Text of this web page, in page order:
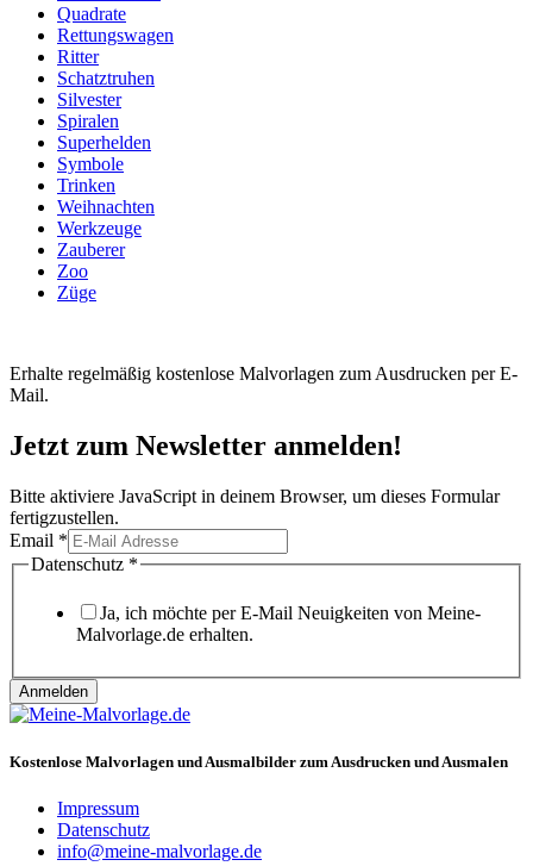
Quadrate
Rettungswagen
Ritter
Schatztruhen
Silvester
Spiralen
Superhelden
Symbole
Trinken
Weihnachten
Werkzeuge
Zauberer
Zoo
Züge
Erhalte regelmäßig kostenlose Malvorlagen zum Ausdrucken per E-
Mail.
Jetzt zum Newsletter anmelden!
Bitte aktiviere JavaScript in deinem Browser, um dieses Formular
fertigzustellen.
Email *
Datenschutz
Datenschutz *
Ja, ich möchte per E-Mail Neuigkeiten von Meine-
Malvorlage.de erhalten.
Anmelden
Kostenlose Malvorlagen und Ausmalbilder zum Ausdrucken und Ausmalen
Impressum
Datenschutz
info@meine-malvorlage.de